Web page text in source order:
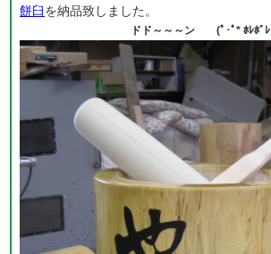
餅臼を納品致しました。
ドド～～～ン (ﾟ･ﾟ* ﾎﾚﾎﾞﾚ